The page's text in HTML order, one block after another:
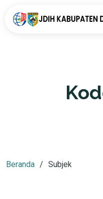
Beranda Subjek